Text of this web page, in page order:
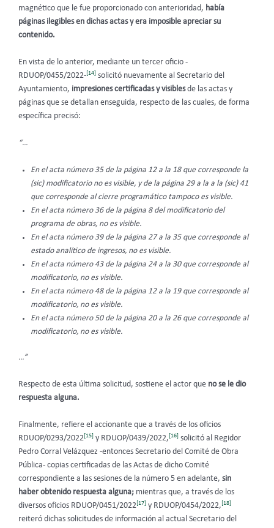
magnético que le fue proporcionado con anterioridad, había
páginas ilegibles en dichas actas y era imposible apreciar su
contenido.
En vista de lo anterior, mediante un tercer oficio -
RDUOP/0455/2022-[14] solicitó nuevamente al Secretario del
Ayuntamiento, impresiones certificadas y visiblesde las actas y
páginas que se detallan enseguida, respecto de las cuales, de forma
específica precisó:
“…
En el acta número 35 de la página 12 a la 18 que corresponde la
(sic) modificatorio no es visible, y de la página 29 a la a la (sic) 41
que corresponde al cierre programático tampoco es visible.
En el acta número 36 de la página 8 del modificatorio del
programa de obras, no es visible.
En el acta número 39 de la página 27 a la 35 que corresponde al
estado analítico de ingresos, no es visible.
En el acta número 43 de la página 24 a la 30 que corresponde al
modificatorio, no es visible.
En el acta número 48 de la página 12 a la 19 que corresponde al
modificatorio, no es visible.
En el acta número 50 de la página 20 a la 26 que corresponde al
modificatorio, no es visible.
…”
Respecto de esta última solicitud, sostiene el actor que no se le dio
respuesta alguna.
Finalmente, refiere el accionante que a través de los oficios
RDUOP/0293/2022[15] y RDUOP/0439/2022,[16] solicitó al Regidor
Pedro Corral Velázquez -entonces Secretario del Comité de Obra
Pública- copias certificadas de las Actas de dicho Comité
correspondiente a las sesiones de la número 5 en adelante, sin
haber obtenido respuesta alguna; mientras que, a través de los
diversos oficios RDUOP/0451/2022[17] y RDUOP/0454/2022,[18]
reiteró dichas solicitudes de información al actual Secretario del